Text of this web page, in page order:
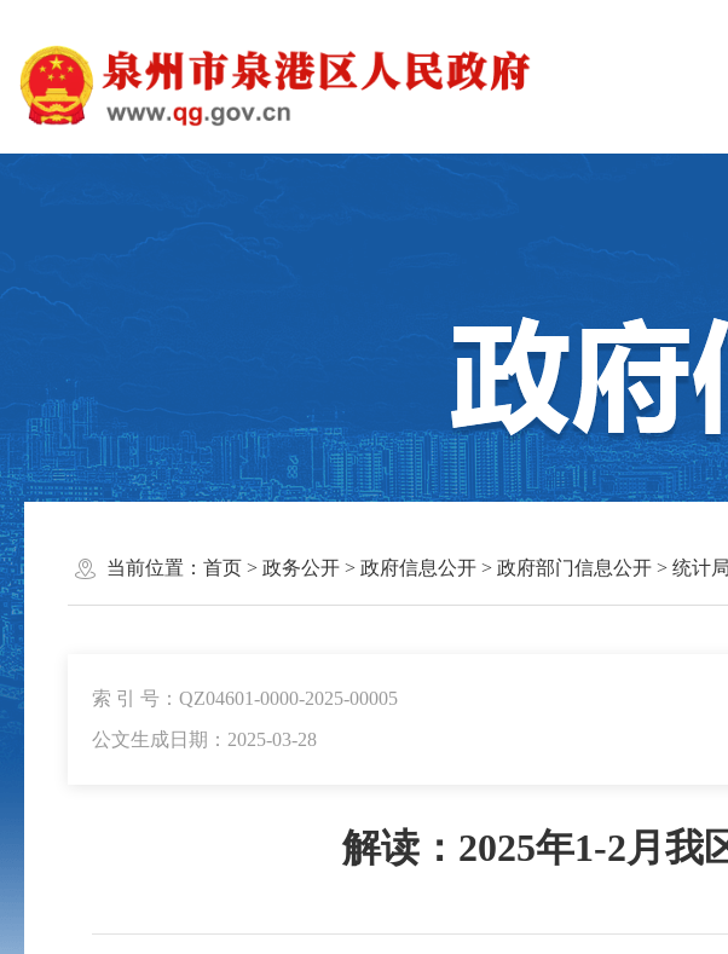
当前位置： 首页 > 政务公开 > 政府信息公开 > 政府部门信息公开 > 统计局
索 引 号：QZ04601-0000-2025-00005
公文生成日期：2025-03-28
解读：2025年1-2月我